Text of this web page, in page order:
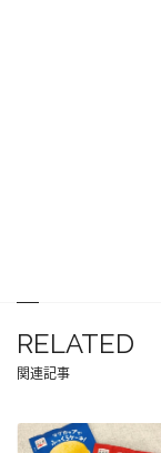
RELATED
関連記事